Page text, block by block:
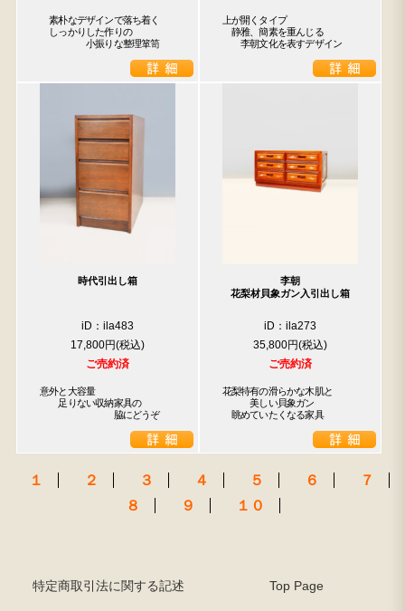
素朴なデザインで落ち着く
しっかりした作りの
小振りな整理箪笥
上が開くタイプ
静雅、簡素を重んじる
李朝文化を表すデザイン
時代引出し箱
iD：ila483
17,800円
ご売約済
意外と大容量
足りない収納家具の
脇にどうぞ
李朝
花梨材貝象ガン入引出し箱
iD：ila273
35,800円
ご売約済
花梨特有の滑らかな木肌と
美しい貝象ガン
眺めていたくなる家具
１ ２ ３ ４ ５ ６
７
８
９ １０
特定商取引法に関する記述 Top Page